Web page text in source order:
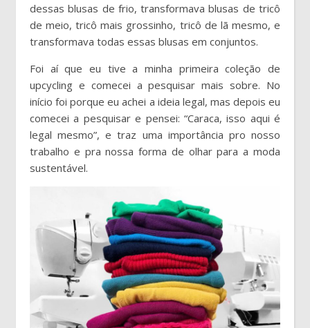
dessas blusas de frio, transformava blusas de tricô
de meio, tricô mais grossinho, tricô de lã mesmo, e
transformava todas essas blusas em conjuntos.
Foi aí que eu tive a minha primeira coleção de
upcycling e comecei a pesquisar mais sobre. No
início foi porque eu achei a ideia legal, mas depois eu
comecei a pesquisar e pensei: “Caraca, isso aqui é
legal mesmo”, e traz uma importância pro nosso
trabalho e pra nossa forma de olhar para a moda
sustentável.